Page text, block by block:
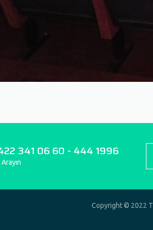
341 06 60 - 444 1996
Copyright © 2022